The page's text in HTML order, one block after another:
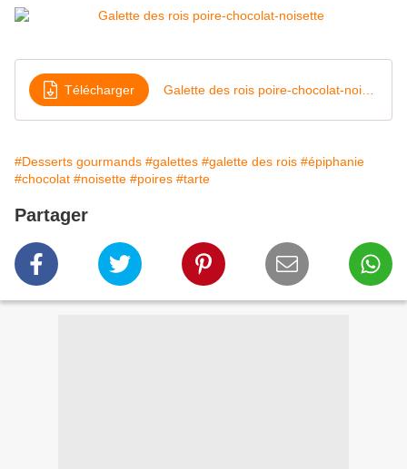
Télécharger
#Desserts gourmands #galettes #galette des rois #épiphanie
#chocolat #noisette #poires #tarte
Partager